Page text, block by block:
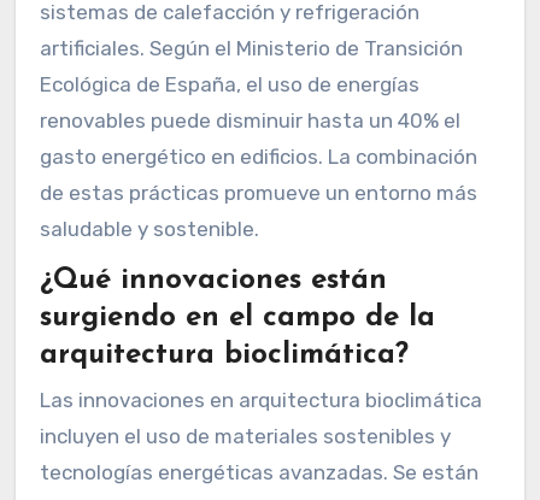
sistemas de calefacción y refrigeración
artificiales. Según el Ministerio de Transición
Ecológica de España, el uso de energías
renovables puede disminuir hasta un 40% el
gasto energético en edificios. La combinación
de estas prácticas promueve un entorno más
saludable y sostenible.
¿Qué innovaciones están
surgiendo en el campo de la
arquitectura bioclimática?
Las innovaciones en arquitectura bioclimática
incluyen el uso de materiales sostenibles y
tecnologías energéticas avanzadas. Se están